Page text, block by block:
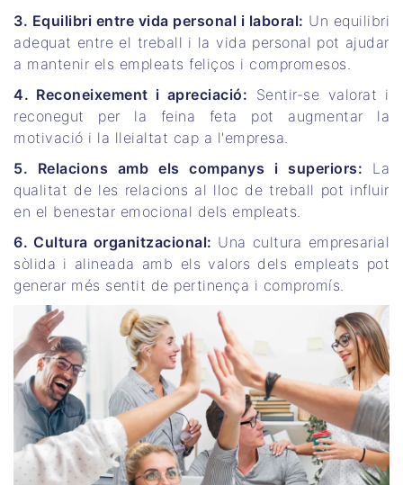
3. Equilibri entre vida personal i laboral: Un equilibri
adequat entre el treball i la vida personal pot ajudar
a mantenir els empleats feliços i compromesos.
4. Reconeixement i apreciació: Sentir-se valorat i
reconegut per la feina feta pot augmentar la
motivació i la lleialtat cap a l'empresa.
5. Relacions amb els companys i superiors: La
qualitat de les relacions al lloc de treball pot influir
en el benestar emocional dels empleats.
6. Cultura organitzacional: Una cultura empresarial
sòlida i alineada amb els valors dels empleats pot
generar més sentit de pertinença i compromís.